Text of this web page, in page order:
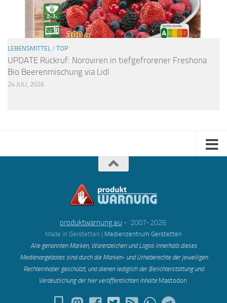
LEBENSMITTEL / TOP
UPDATE Rückruf: Noroviren in tiefgefrorener Freshona
Bio Beerenmischung via Lidl
24 JULI, 2026
produktwarnung.eu - 2007-2026
Made in Gerstetten | Medienzentrum Gerstetten
Alle genannten Marken, Warenzeichen und Logos innerhalb dieses
Medienangebotes sind durch die Marken- und Urheberechte der jeweiligen
Rechteinhaber geschützt, und dienen lediglich der Berichterstattung und
Verdeutlichung der hier veröffentlichten Inhalte Mastodon